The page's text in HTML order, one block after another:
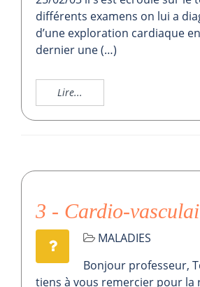
différents examens on lui a
d’une exploration cardiaque
dernier une (…)
Lire...
3 - Cardio-
MALADIES
Bonjour professeur,
tiens à vous remercier pour la